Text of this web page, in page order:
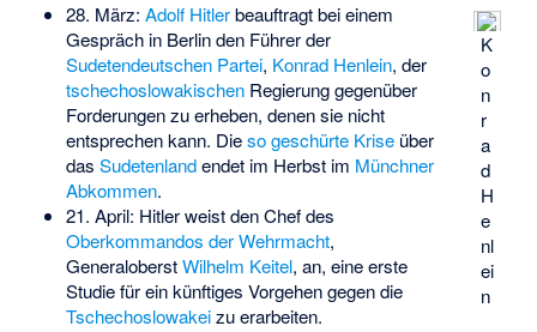
K
o
n
r
a
d
H
e
nl
ei
n
28. März: Adolf Hitlerbeauftragt bei einem
Gespräch in Berlin den Führer der
Sudetendeutschen Partei, Konrad Henlein, der
tschechoslowakischenRegierung gegenüber
Forderungen zu erheben, denen sie nicht
entsprechen kann. Dieso geschürte Kriseüber
das Sudetenlandendet im Herbst im Münchner
Abkommen.
21. April: Hitler weist den Chef des
Oberkommandos der Wehrmacht,
GeneraloberstWilhelm Keitel, an, eine erste
Studie für ein künftiges Vorgehen gegen die
Tschechoslowakeizu erarbeiten.